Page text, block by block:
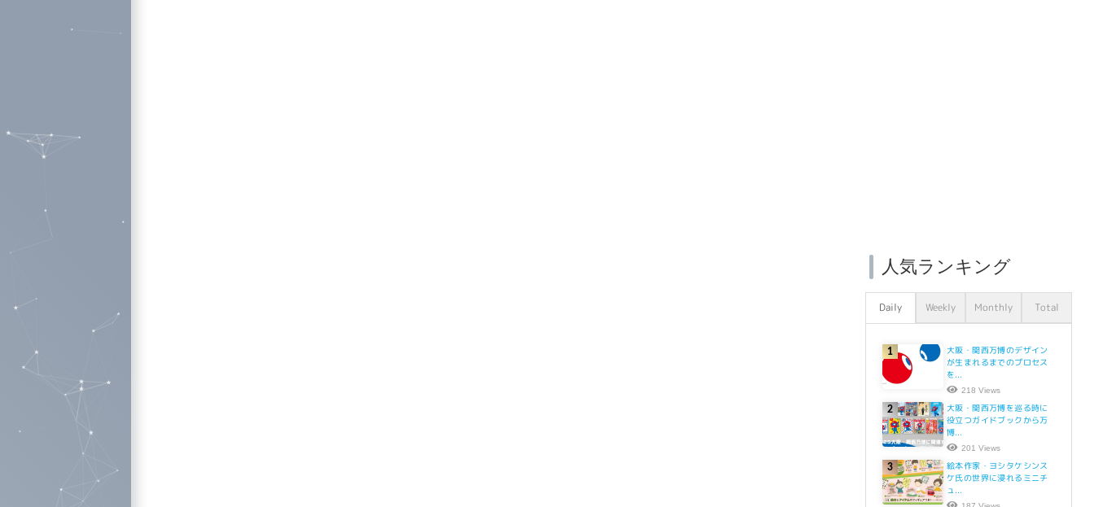
人気ランキング
Daily Weekly Monthly Total
1
大阪・関西万博のデザイン
が生まれるまでのプロセス
を...
218 Views
2
大阪・関西万博を巡る時に
役立つガイドブックから万
博...
201 Views
3
絵本作家・ヨシタケシンス
ケ氏の世界に浸れるミニチ
ュ...